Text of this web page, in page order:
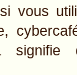
vous